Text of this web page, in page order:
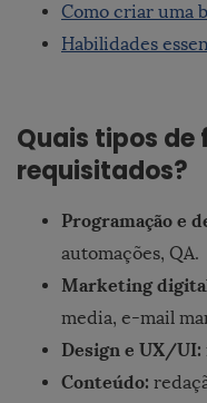
Como criar uma
Habilidades
Quais tipos de
requisitados?
Programação e
automações, QA.
Marketing
media, e-mail
Design e UX/UI:
Conteúdo: